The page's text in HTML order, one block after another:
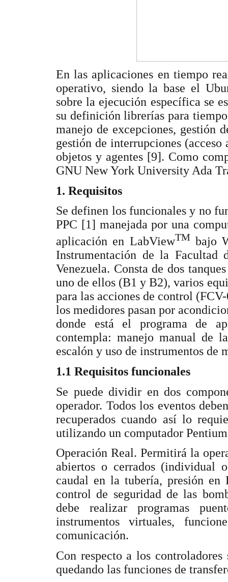
En las aplicaciones en tiempo
operativo, siendo la base el
sobre la ejecución específica se
su definición librerías para
manejo de excepciones, gestión
gestión de interrupciones
objetos y agentes [9]. Como
GNU New York University Ada
1. Requisitos
Se definen los funcionales y no
PPC [1] manejada por una
aplicación en LabViewTMbajo
Instrumentación de la Facultad
Venezuela. Consta de dos
uno de ellos (B1 y B2), varios
para las acciones de control
los medidores pasan por
donde está el programa de
contempla: manejo manual de
escalón y uso de instrumentos de
1.1 Requisitos funcionales
Se puede dividir en dos
operador. Todos los eventos
recuperados cuando así lo
utilizando un computador
Operación Real. Permitirá la
abiertos o cerrados (individual
caudal en la tubería, presión
control de seguridad de las
debe realizar programas
instrumentos virtuales,
comunicación.
Con respecto a los
quedando las funciones de